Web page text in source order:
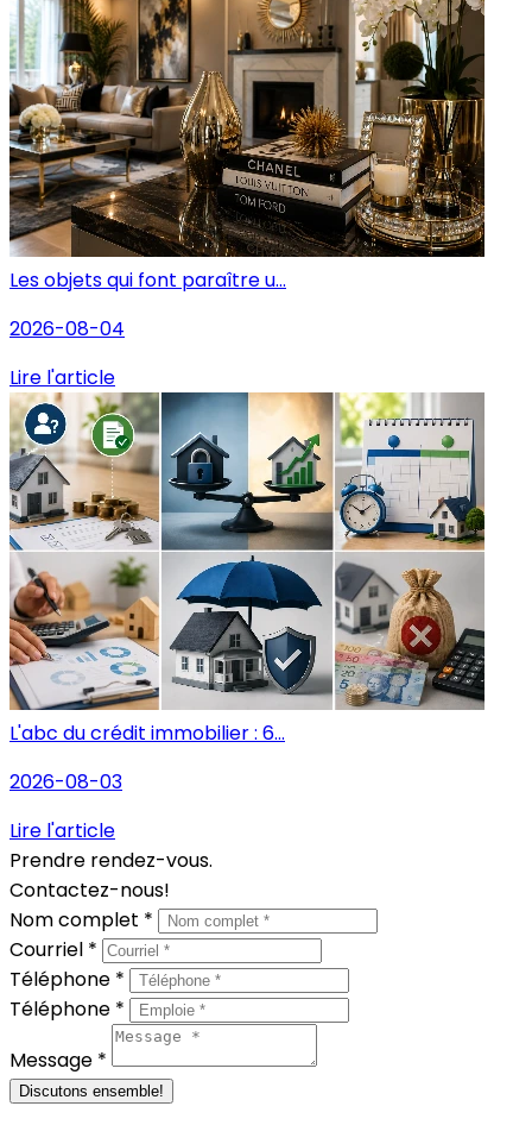
Les objets qui font paraître u...
2026-08-04
Lire l'article
L'abc du crédit immobilier : 6...
2026-08-03
Lire l'article
Prendre rendez-vous.
Contactez-nous!
Nom complet *
Courriel *
Téléphone *
Téléphone *
Message *
Discutons ensemble!